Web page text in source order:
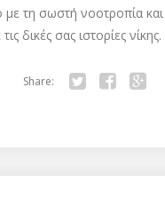
με τη σωστή νοοτροπία
δικές σας ιστορίες νίκης.
Share: